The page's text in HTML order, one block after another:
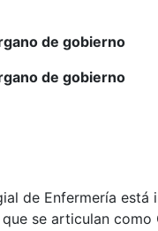
de gobierno
de gobierno
de Enfermería
se articulan